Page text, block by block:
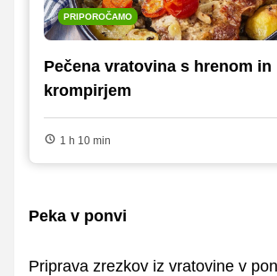
PRIPOROČAMO
Pečena vratovina s hrenom in
krompirjem
1 h 10 min
Peka v ponvi
Priprava zrezkov iz vratovine v